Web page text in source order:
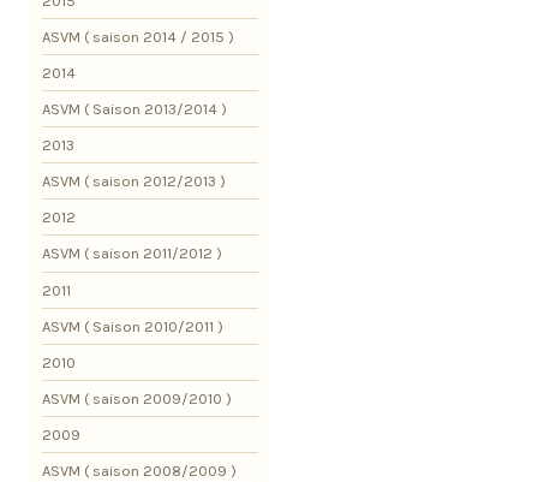
ASVM ( saison 2014 / 2015 )
2014
ASVM ( Saison 2013/2014 )
2013
ASVM ( saison 2012/2013 )
2012
ASVM ( saison 2011/2012 )
2011
ASVM ( Saison 2010/2011 )
2010
ASVM ( saison 2009/2010 )
2009
ASVM ( saison 2008/2009 )